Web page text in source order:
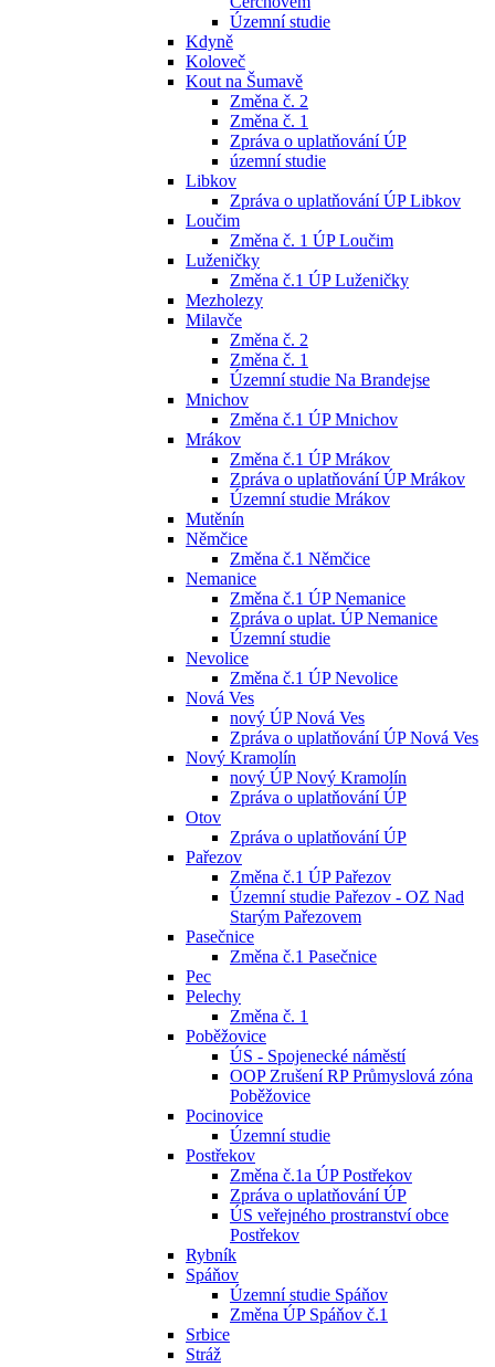
Územní studie
Kdyně
Koloveč
Kout na Šumavě
Změna č. 2
Změna č. 1
Zpráva o uplatňování ÚP
územní studie
Libkov
Zpráva o uplatňování ÚP Libkov
Loučim
Změna č. 1 ÚP Loučim
Luženičky
Změna č.1 ÚP Luženičky
Mezholezy
Milavče
Změna č. 2
Změna č. 1
Územní studie Na Brandejse
Mnichov
Změna č.1 ÚP Mnichov
Mrákov
Změna č.1 ÚP Mrákov
Zpráva o uplatňování ÚP Mrákov
Územní studie Mrákov
Mutěnín
Němčice
Změna č.1 Němčice
Nemanice
Změna č.1 ÚP Nemanice
Zpráva o uplat. ÚP Nemanice
Územní studie
Nevolice
Změna č.1 ÚP Nevolice
Nová Ves
nový ÚP Nová Ves
Zpráva o uplatňování ÚP Nová Ves
Nový Kramolín
nový ÚP Nový Kramolín
Zpráva o uplatňování ÚP
Otov
Zpráva o uplatňování ÚP
Pařezov
Změna č.1 ÚP Pařezov
Územní studie Pařezov - OZ Nad
Starým Pařezovem
Pasečnice
Změna č.1 Pasečnice
Pec
Pelechy
Změna č. 1
Poběžovice
ÚS - Spojenecké náměstí
OOP Zrušení RP Průmyslová zóna
Poběžovice
Pocinovice
Územní studie
Postřekov
Změna č.1a ÚP Postřekov
Zpráva o uplatňování ÚP
ÚS veřejného prostranství obce
Postřekov
Rybník
Spáňov
Územní studie Spáňov
Změna ÚP Spáňov č.1
Srbice
Stráž